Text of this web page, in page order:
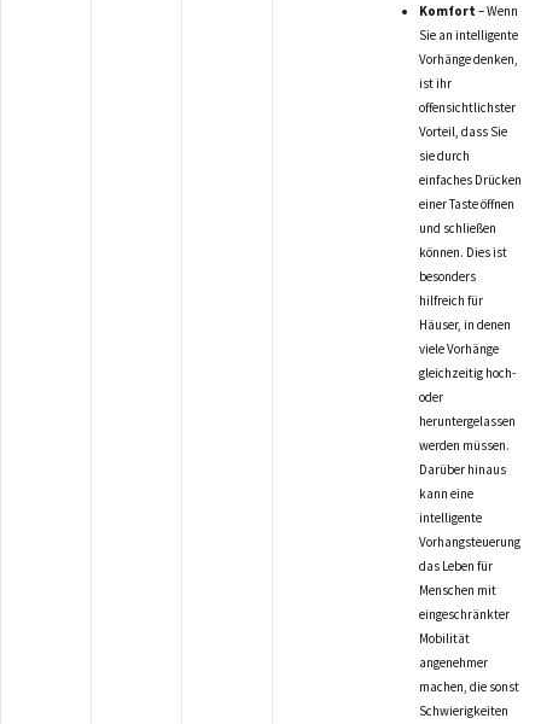
Komfort – Wenn
Sie an intelligente
Vorhänge denken,
ist ihr
offensichtlichster
Vorteil, dass Sie
sie durch
einfaches Drücken
einer Taste öffnen
und schließen
können. Dies ist
besonders
hilfreich für
Häuser, in denen
viele Vorhänge
gleichzeitig hoch-
oder
heruntergelassen
werden müssen.
Darüber hinaus
kann eine
intelligente
Vorhangsteuerung
das Leben für
Menschen mit
eingeschränkter
Mobilität
angenehmer
machen, die sonst
Schwierigkeiten